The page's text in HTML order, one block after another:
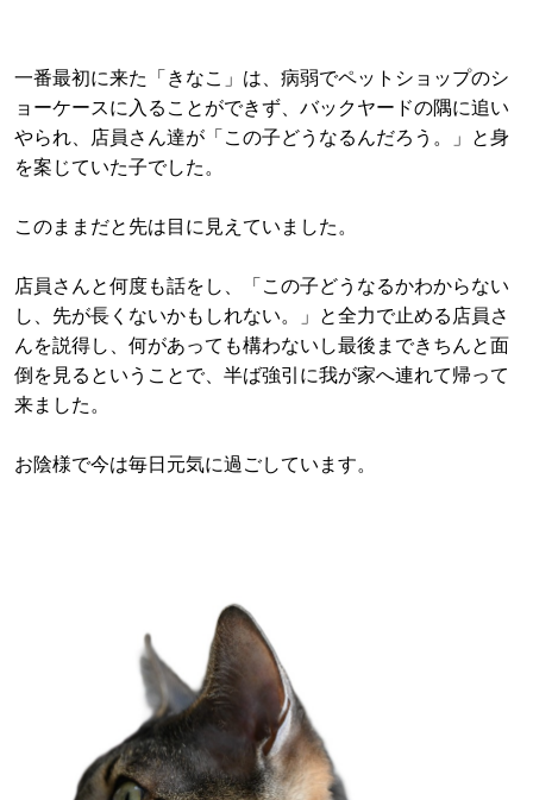
一番最初に来た「きなこ」は、病弱でペットショップのシ
ョーケースに入ることができず、バックヤードの隅に追い
やられ、店員さん達が「この子どうなるんだろう。」と身
を案じていた子でした。
このままだと先は目に見えていました。
店員さんと何度も話をし、「この子どうなるかわからない
し、先が長くないかもしれない。」と全力で止める店員さ
んを説得し、何があっても構わないし最後まできちんと面
倒を見るということで、半ば強引に我が家へ連れて帰って
来ました。
お陰様で今は毎日元気に過ごしています。